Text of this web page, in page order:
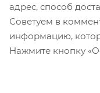
адрес, способ
Советуем в
информацию,
Нажмите кнопку